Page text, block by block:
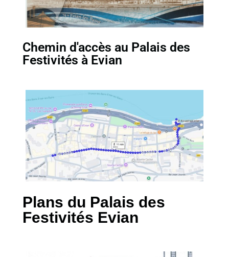
Chemin d'accès au Palais des
Festivités à Evian
Plans du Palais des
Festivités Evian